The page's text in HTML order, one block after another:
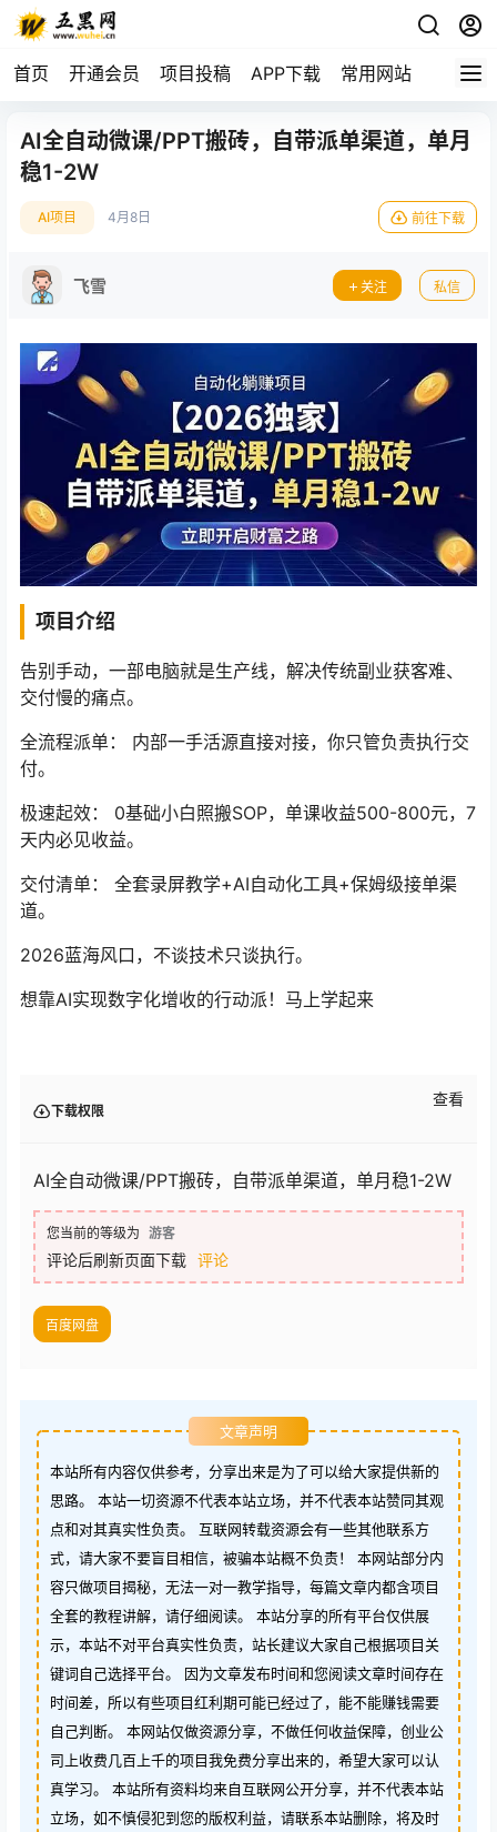
首页 开通会员 项目投稿 APP下载 常用网站
AI全自动微课/PPT搬砖，自带派单渠道，单月
稳1-2W
AI项目 4月8日 前往下载
飞雪 关注 私信
项目介绍
告别手动，一部电脑就是生产线，解决传统副业获客难、
交付慢的痛点。
全流程派单： 内部一手活源直接对接，你只管负责执行交
付。
极速起效： 0基础小白照搬SOP，单课收益500-800元，7
天内必见收益。
交付清单： 全套录屏教学+AI自动化工具+保姆级接单渠
道。
2026蓝海风口，不谈技术只谈执行。
想靠AI实现数字化增收的行动派！马上学起来
下载权限
查看
AI全自动微课/PPT搬砖，自带派单渠道，单月稳1-2W
您当前的等级为 游客
评论后刷新页面下载 评论
百度网盘
文章声明
本站所有内容仅供参考，分享出来是为了可以给大家提供新的
思路。 本站一切资源不代表本站立场，并不代表本站赞同其观
点和对其真实性负责。 互联网转载资源会有一些其他联系方
式，请大家不要盲目相信，被骗本站概不负责！ 本网站部分内
容只做项目揭秘，无法一对一教学指导，每篇文章内都含项目
全套的教程讲解，请仔细阅读。 本站分享的所有平台仅供展
示，本站不对平台真实性负责，站长建议大家自己根据项目关
键词自己选择平台。 因为文章发布时间和您阅读文章时间存在
时间差，所以有些项目红利期可能已经过了，能不能赚钱需要
自己判断。 本网站仅做资源分享，不做任何收益保障，创业公
司上收费几百上千的项目我免费分享出来的，希望大家可以认
真学习。 本站所有资料均来自互联网公开分享，并不代表本站
立场，如不慎侵犯到您的版权利益，请联系本站删除，将及时